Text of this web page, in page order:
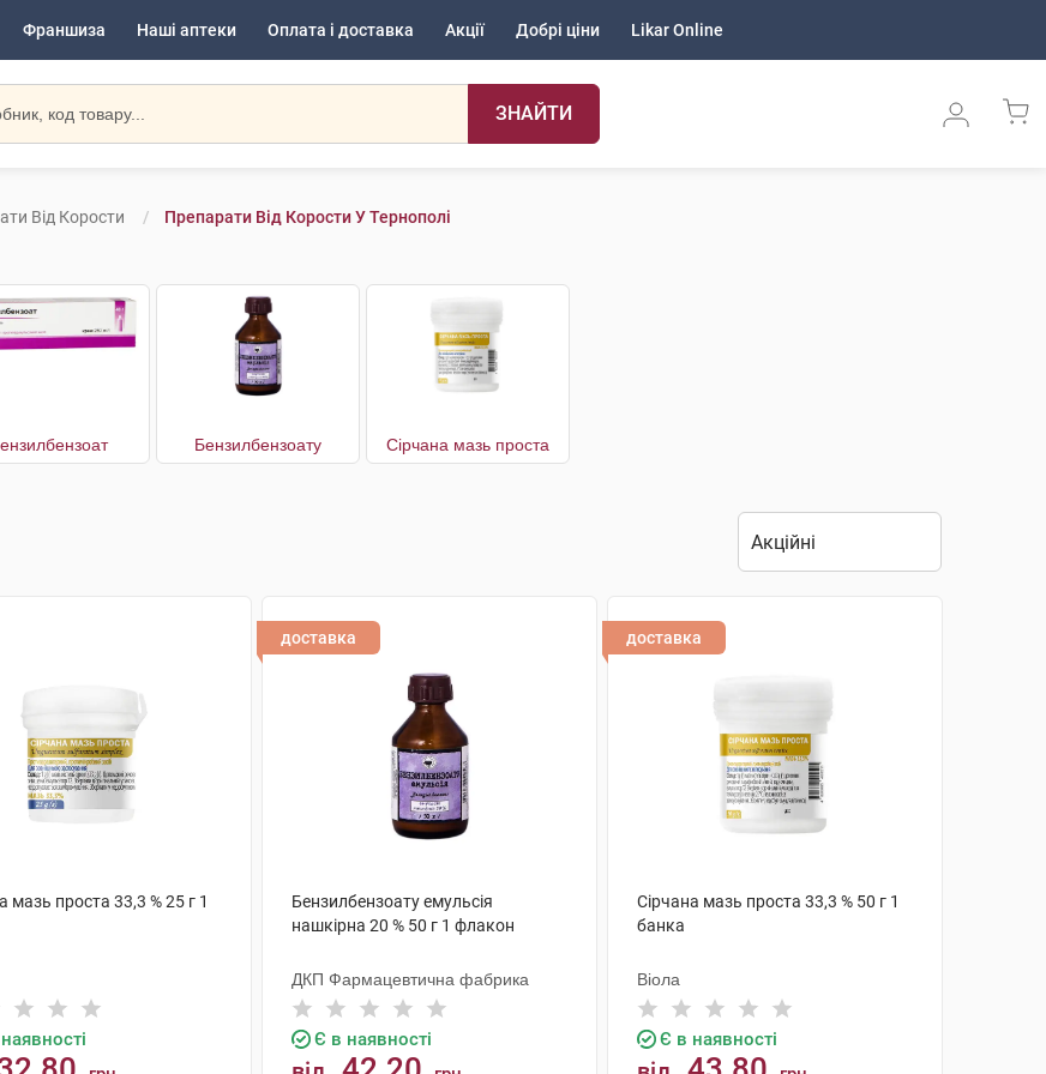
Франшиза Наші аптеки Оплата і доставка Акції Добрі ціни Likar Online
ЗНАЙТИ
Від Корости Препарати Від Корости У Тернополі
Бензилбензоату Сірчана мазь проста
мазь проста 33,3 % 25 г 1
доставка
Бензилбензоату емульсія
нашкірна 20 % 50 г 1 флакон
ДКП Фармацевтична фабрика
Є в наявності
доставка
Сірчана мазь проста 33,3 % 50 г 1
банка
Віола
Є в наявності